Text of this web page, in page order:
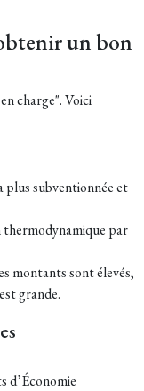
un bon
charge". Voici
plus subventionnée et
par
montants sont élevés,
grande.
d’Économie